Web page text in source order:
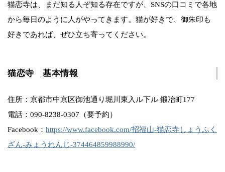
猫恋寺は、まだ知る人ぞ知る存在ですが、SNSの口コミで各地
から毎日のように人がやってきます。猫が好きで、御朱印も
好きであれば、ぜひ立ち寄ってください。
猫恋寺 基本情報
住所：京都市中京区御池通り堀川東入ル下ル 鍛冶町177
電話：090-8238-0307（要予約）
Facebook： https://www.facebook.com/招福山-猫恋寺しょうふく
ざん-みょうれんじ-374464859988990/